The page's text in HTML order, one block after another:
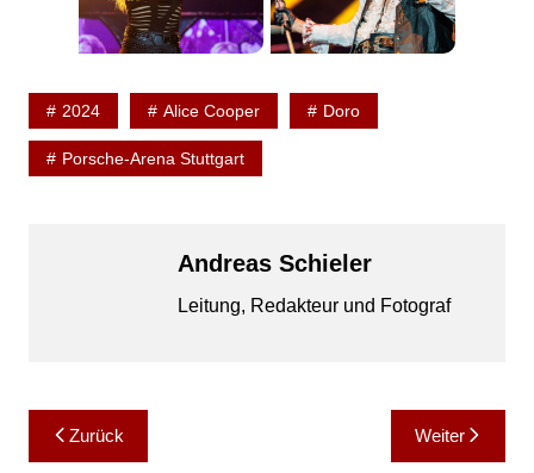
2024 Alice Cooper Doro
Porsche-Arena Stuttgart
Andreas Schieler
Leitung, Redakteur und Fotograf
Beitragsnavigation
Zurück Weiter